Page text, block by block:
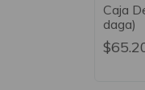
Caja
daga)